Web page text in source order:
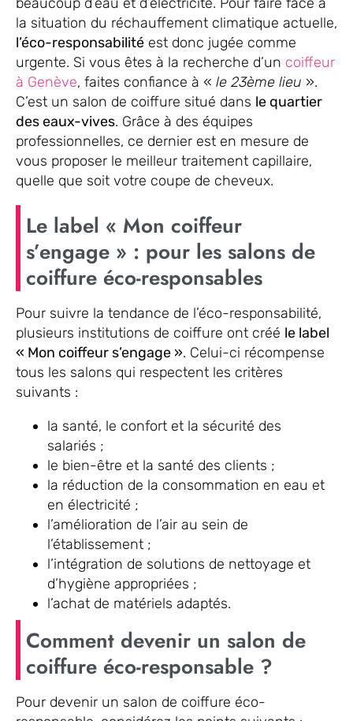
la situation du réchauffement climatique actuelle,
l’éco-responsabilité est donc jugée comme
urgente. Si vous êtes à la recherche d’un coiffeur
à Genève, faites confiance à « le 23ème lieu ».
C’est un salon de coiffure situé dans le quartier
des eaux-vives. Grâce à des équipes
professionnelles, ce dernier est en mesure de
vous proposer le meilleur traitement capillaire,
quelle que soit votre coupe de cheveux.
Le label « Mon coiffeur
s’engage » : pour les salons de
coiffure éco-responsables
Pour suivre la tendance de l’éco-responsabilité,
plusieurs institutions de coiffure ont créé le label
« Mon coiffeur s’engage ». Celui-ci récompense
tous les salons qui respectent les critères
suivants :
la santé, le confort et la sécurité des
salariés ;
le bien-être et la santé des clients ;
la réduction de la consommation en eau et
en électricité ;
l’amélioration de l’air au sein de
l’établissement ;
l’intégration de solutions de nettoyage et
d’hygiène appropriées ;
l’achat de matériels adaptés.
Comment devenir un salon de
coiffure éco-responsable ?
Pour devenir un salon de coiffure éco-